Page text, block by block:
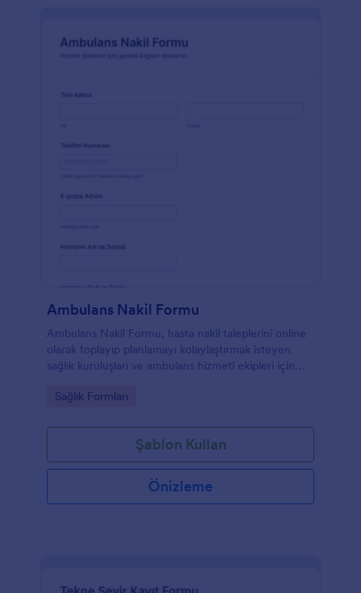
Ambulans Nakil Formu
Ambulans Nakil Formu, hasta nakil taleplerini online
olarak toplayıp planlamayı kolaylaştırmak isteyen
sağlık kuruluşları ve ambulans hizmeti ekipleri için
Go to Category:
Sağlık Formları
Şablon Kullan
Önizleme